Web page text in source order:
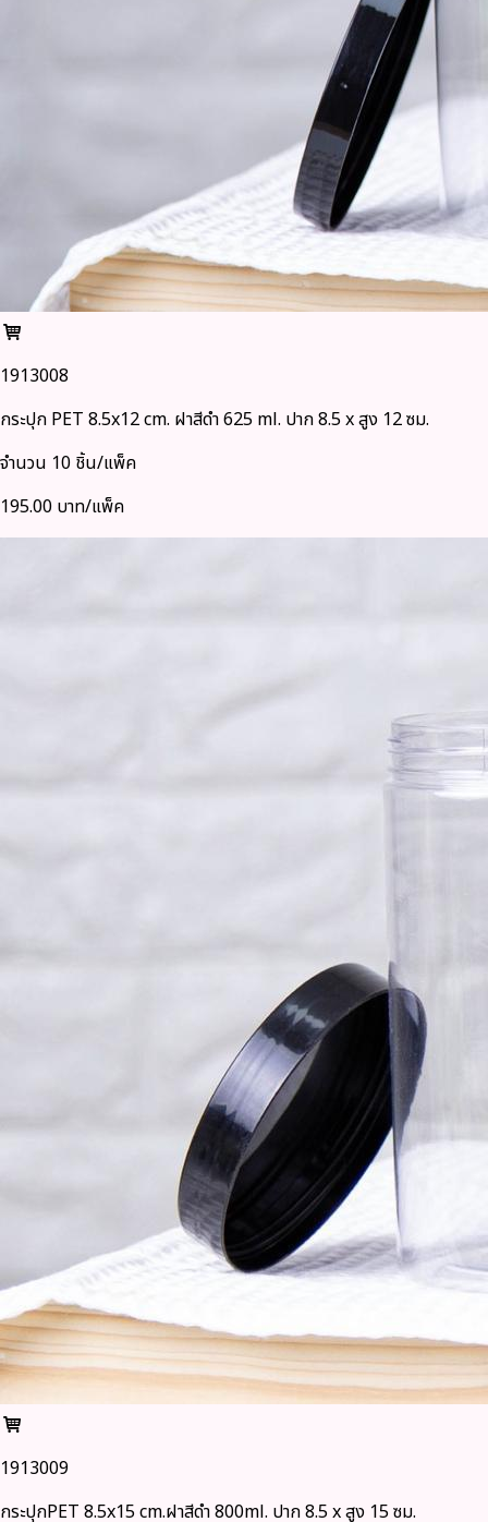
1913008
กระปุก PET 8.5x12 cm. ฝาสีดำ 625 ml. ปาก 8.5 x สูง 12 ซม.
จำนวน 10 ชิ้น/แพ็ค
195.00 บาท/แพ็ค
1913009
กระปุกPET 8.5x15 cm.ฝาสีดำ 800ml. ปาก 8.5 x สูง 15 ซม.